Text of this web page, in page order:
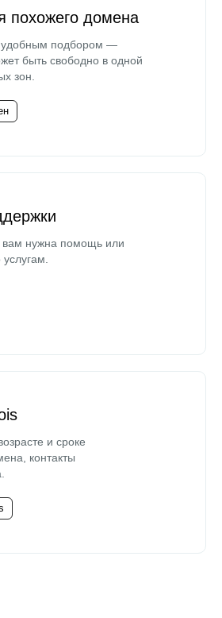
похожего домена
удобным подбором —
быть свободно в одной
зон.
нужна помощь или
и сроке
контакты